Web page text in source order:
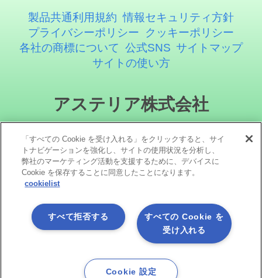
製品共通利用規約 情報セキュリティ方針
プライバシーポリシー
クッキーポリシー
各社の商標について 公式SNS サイトマップ
サイトの使い方
アステリア株式会社
ソーシャルメディア
Copyright©1998 -2026 Asteria Corporation. All Rights Reserved.
「すべての Cookie を受け入れる」をクリックすると、サイ
トナビゲーションを強化し、サイトの使用状況を分析し、
弊社のマーケティング活動を支援するために、デバイスに
Cookie を保存することに同意したことになります。
cookielist
すべての Cookie を
受け入れる
すべて拒否する
Cookie 設定